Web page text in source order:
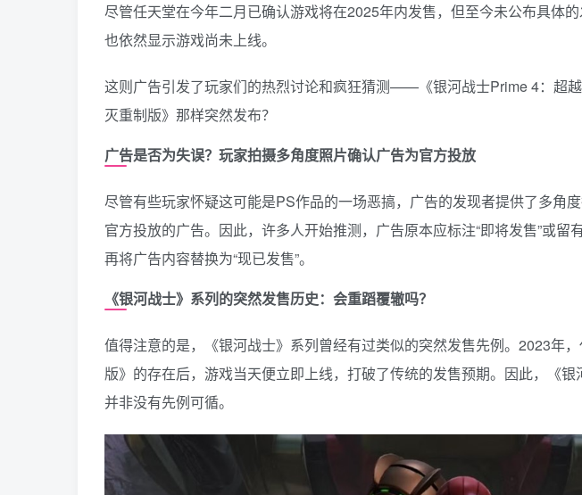
尽管任天堂在今年二月已确认游戏将在2025年内发售，但至今未公布具体
也依然显示游戏尚未上线。
这则广告引发了玩家们的热烈讨论和疯狂猜测——《银河战士Prime 4：超
灭重制版》那样突然发布？
广告是否为失误？玩家拍摄多角度照片确认广告为官方投放
尽管有些玩家怀疑这可能是PS作品的一场恶搞，广告的发现者提供了多角
官方投放的广告。因此，许多人开始推测，广告原本应标注“即将发售”或留
再将广告内容替换为“现已发售”。
《银河战士》系列的突然发售历史：会重蹈覆辙吗？
值得注意的是，《银河战士》系列曾经有过类似的突然发售先例。2023年
版》的存在后，游戏当天便立即上线，打破了传统的发售预期。因此，《
并非没有先例可循。